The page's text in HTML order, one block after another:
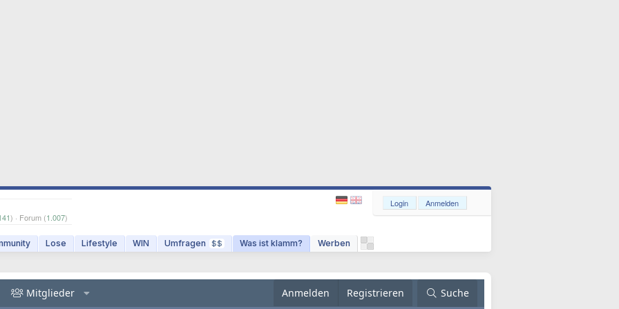
) · Forum (1.007)
Lose Lifestyle WIN Umfragen $$ Was ist klamm? Werben
Login Anmelden
Mitglieder Anmelden Registrieren Suche